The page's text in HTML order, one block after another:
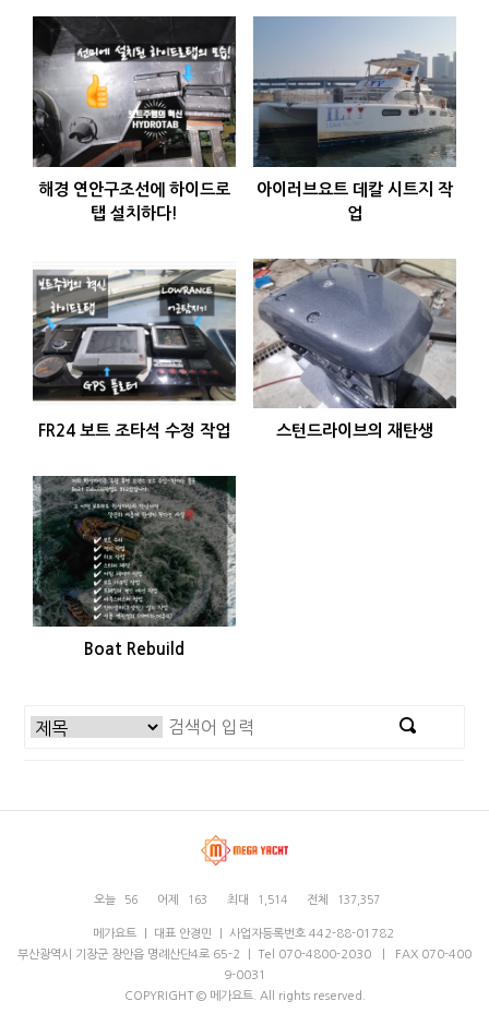
해경 연안구조선에 하이드로
탭 설치하다!
아이러브요트 데칼 시트지 작
업
FR24 보트 조타석 수정 작업 스턴드라이브의 재탄생
Boat Rebuild
오늘 56 어제 163 최대 1,514 전체 137,357
메가요트 ｜ 대표 안경민 ｜ 사업자등록번호 442-88-01782
부산광역시 기장군 장안읍 명례산단4로 65-2 ｜ Tel 070-4800-2030 ｜ FAX 070-400
9-0031
COPYRIGHT © 메가요트. All rights reserved.